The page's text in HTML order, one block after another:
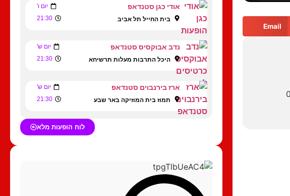
Email
אודי כגן סטנדאפ יום ו'
בית החייל תל אביב 21:30
נדב אבוקסיס סטנדאפ יום ש'
היכל התרבות מעלות תרשיחא 21:30
ארז בירנבוים סטנדאפ יום ש'
תמוז בית המוזיקה באר שבע 21:30
לוח הופעות מלא